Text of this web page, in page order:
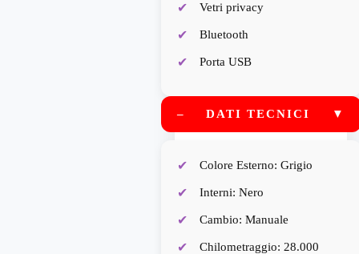
Vetri privacy
Bluetooth
Porta USB
– DATI TECNICI ▼
Colore Esterno: Grigio
Interni: Nero
Cambio: Manuale
Chilometraggio: 28.000